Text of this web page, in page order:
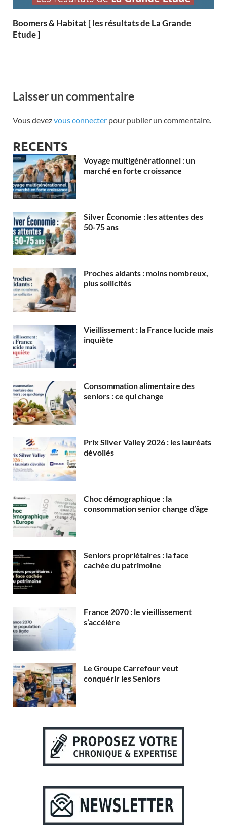
Boomers & Habitat [ les résultats de La Grande
Etude ]
Laisser un commentaire
Vous devezvous connecter pour publier un commentaire.
RECENTS
Voyage multigénérationnel : un
marché en forte croissance
Silver Économie : les attentes des
50-75 ans
Proches aidants : moins nombreux,
plus sollicités
Vieillissement : la France lucide mais
inquiète
Consommation alimentaire des
seniors : ce qui change
Prix Silver Valley 2026 : les lauréats
dévoilés
Choc démographique : la
consommation senior change d’âge
Seniors propriétaires : la face
cachée du patrimoine
France 2070 : le vieillissement
s’accélère
Le Groupe Carrefour veut
conquérir les Seniors